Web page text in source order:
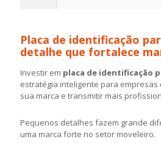
Placa de identificação
detalhe que fortalece
Investir em placa de identificação
estratégia inteligente para
sua marca e transmitir mais
Pequenos detalhes fazem grande
uma marca forte no setor moveleiro.